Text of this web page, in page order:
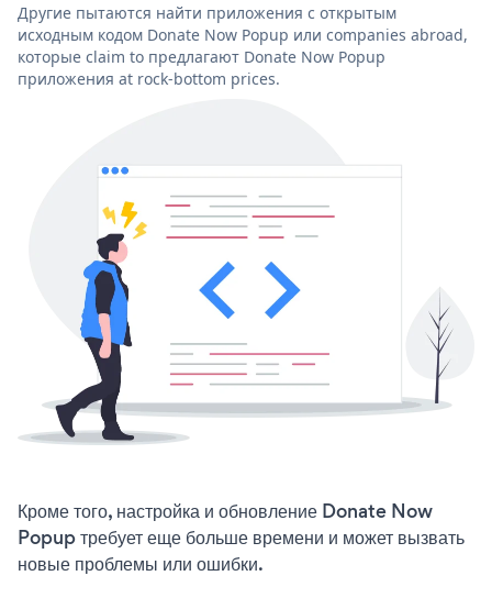
Другие пытаются найти приложения с открытым
исходным кодом Donate Now Popup или companies abroad,
которые claim to предлагают Donate Now Popup
приложения at rock-bottom prices.
Кроме того, настройка и обновление Donate Now
Popup требует еще больше времени и может вызвать
новые проблемы или ошибки.